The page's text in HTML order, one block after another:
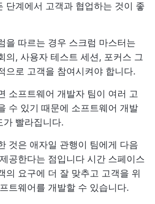
단계에서 고객과 협업하는 것이 좋
을 따르는 경우 스크럼 마스터는
의, 사용자 테스트 세션, 포커스 그
으로 고객을 참여시켜야 합니다.
소프트웨어 개발자 팀이 여러 고
수 있기 때문에 소프트웨어 개발
가 빨라집니다.
것은 애자일 관행이 팀에게 다음
공한다는 점입니다 시간 스페이스
의 요구에 더 잘 맞추고 고객을 위
트웨어를 개발할 수 있습니다.